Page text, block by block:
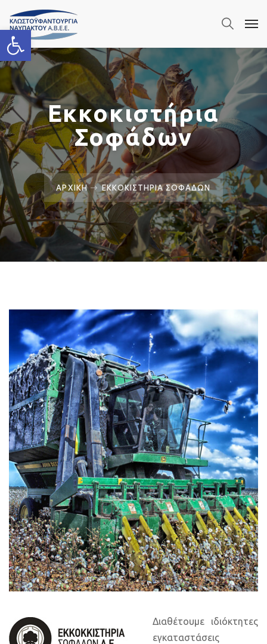
Ανοίξτε τη γραμμή εργαλείων
Εκκοκιστήρια
Σοφάδων
ΑΡΧΙΚΗ ΕΚΚΟΚΙΣΤΗΡΙΑ ΣΟΦΑΔΩΝ
Διαθέτουμε ιδιόκτητες
εγκαταστάσεις